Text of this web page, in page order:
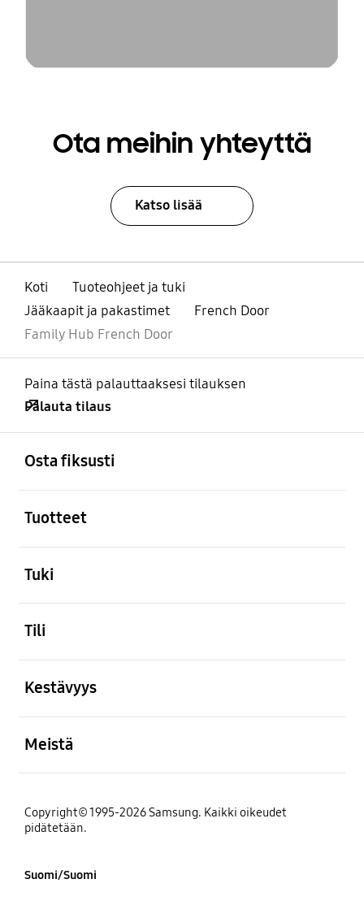
Ota meihin yhteyttä
Katso lisää
Koti
Tuoteohjeet ja tuki
Jääkaapit ja pakastimet
French Door
Family Hub French Door
Paina tästä palauttaaksesi tilauksen
Palauta tilaus
Osta fiksusti
Tuotteet
Tuki
Tili
Kestävyys
Meistä
Copyright© 1995-2026 Samsung. Kaikki oikeudet
pidätetään.
Suomi/Suomi